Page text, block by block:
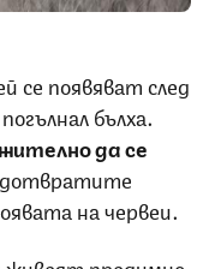
се появяват след
бълха.
да се
на червеи.